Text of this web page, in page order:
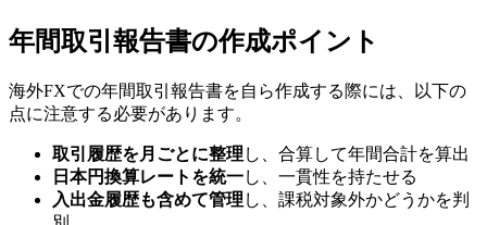
年間取引報告書の作成ポイント
海外FXでの年間取引報告書を自ら作成する際には、以下の
点に注意する必要があります。
取引履歴を月ごとに整理 し、合算して年間合計を算出
日本円換算レートを統一し、一貫性を持たせる
入出金履歴も含めて管理 し、課税対象外かどうかを判